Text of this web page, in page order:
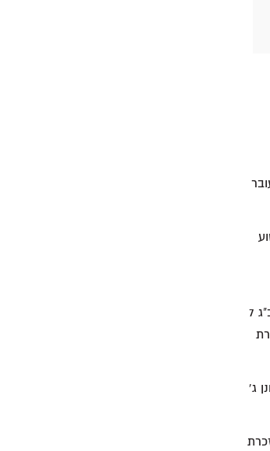
הנה כמה נתונים בעניין זה: המילה "רבי" ביוונית מופיעה לפחות 17 פעם בברית החדשה; בבשורת מתי: פרק כ"ג 7
(יוחנן ג'